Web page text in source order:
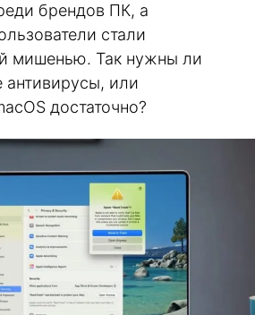
брендов ПК, а
стали
мишенью. Так нужны ли
антивирусы, или
достаточно?